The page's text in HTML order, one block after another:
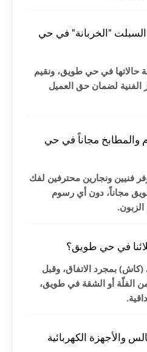
"الخربانة" في حي
حالاتها في حي طويق، ونقيم
الفنية لضمان حق العميل
والمطابخ مجاناً في حي
فنيين ونجارين محترفين لفك
مجاناً، دون أي رسوم
(كاش) بمجرد الاتفاق، وقبل
الفلّة أو الشقة في طويق،
والأجهزة الكهربائية